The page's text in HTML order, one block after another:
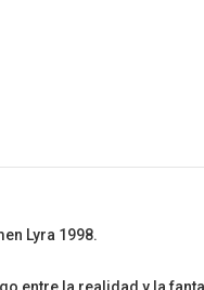
Lyra 1998.